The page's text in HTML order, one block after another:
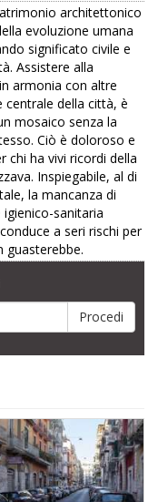
architettonico
evoluzione umana
significato civile e
Assistere alla
armonia con altre
centrale della città, è
mosaico senza la
Ciò è doloroso e
chi ha vivi ricordi della
Inspiegabile, al di
la mancanza di
sanitaria
a seri rischi per
guasterebbe.